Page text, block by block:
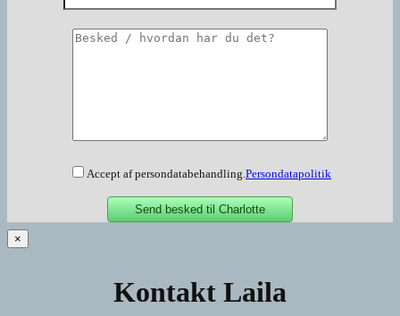
Accept af persondatabehandling.Persondatapolitik
×
Kontakt Laila